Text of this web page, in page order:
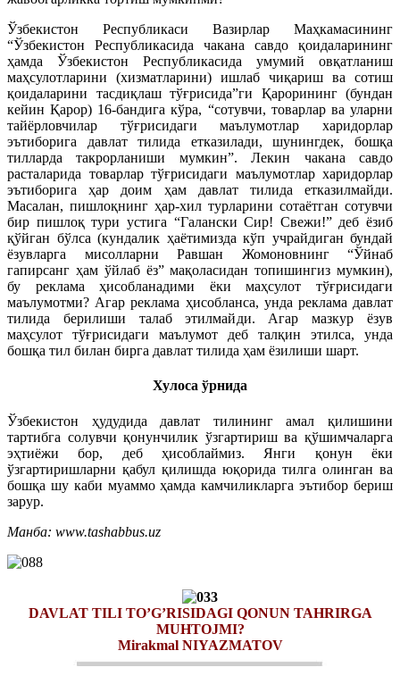
Ўзбекистон Республикаси Вазирлар Маҳкамасининг
“Ўзбекистон Республикасида чакана савдо қоидаларининг
ҳамда Ўзбекистон Республикасида умумий овқатланиш
маҳсулотларини (хизматларини) ишлаб чиқариш ва сотиш
қоидаларини тасдиқлаш тўғрисида”ги Қарорининг (бундан
кейин Қарор) 16-бандига кўра, “сотувчи, товарлар ва уларни
тайёрловчилар тўғрисидаги маълумотлар харидорлар
эътиборига давлат тилида етказилади, шунингдек, бошқа
тилларда такрорланиши мумкин”. Лекин чакана савдо
расталарида товарлар тўғрисидаги маълумотлар харидорлар
эътиборига ҳар доим ҳам давлат тилида етказилмайди.
Масалан, пишлоқнинг ҳар-хил турларини сотаётган сотувчи
бир пишлоқ тури устига “Галански Сир! Свежи!” деб ёзиб
қўйган бўлса (кундалик ҳаётимизда кўп учрайдиган бундай
ёзувларга мисолларни Равшан Жомоновнинг “Ўйнаб
гапирсанг ҳам ўйлаб ёз” мақоласидан топишингиз мумкин),
бу реклама ҳисобланадими ёки маҳсулот тўғрисидаги
маълумотми? Агар реклама ҳисобланса, унда реклама давлат
тилида берилиши талаб этилмайди. Агар мазкур ёзув
маҳсулот тўғрисидаги маълумот деб талқин этилса, унда
бошқа тил билан бирга давлат тилида ҳам ёзилиши шарт.
Хулоса ўрнида
Ўзбекистон ҳудудида давлат тилининг амал қилишини
тартибга солувчи қонунчилик ўзгартириш ва қўшимчаларга
эҳтиёжи бор, деб ҳисоблаймиз. Янги қонун ёки
ўзгартиришларни қабул қилишда юқорида тилга олинган ва
бошқа шу каби муаммо ҳамда камчиликларга эътибор бериш
зарур.
Манба: www.tashabbus.uz
DAVLAT TILI TO’G’RISIDAGI QONUN TAHRIRGA
MUHTOJMI?
Mirakmal NIYAZMATOV